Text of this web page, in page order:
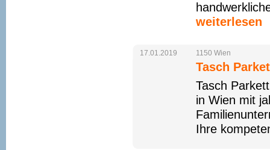
weiterlesen
17.01.2019 1150 Wien
Tasch
Tasch
in Wien mit
Ihre